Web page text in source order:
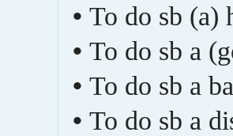
• To do sb (a)
• To do sb a
• To do sb a
• To do sb a